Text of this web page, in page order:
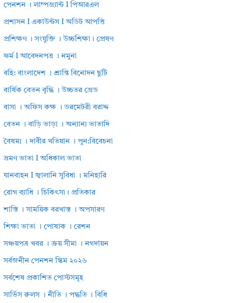
পেনশন । লাম্পগ্র্যান্ট I পিআরএল
প্রশাসন I একাউন্টস I অডিট আপত্তি
প্রশিক্ষণ । সংযুক্তি । উচ্চশিক্ষা। প্রেষণ
ফর্ম I আবেদনপত্র । নমুনা
বহি: বাংলাদেশ । শ্রান্তি বিনোদন ছুটি
বার্ষিক বেতন বৃদ্ধি । উচ্চতর গ্রেড
বাসা । অফিস কক্ষ । ডরমেটরী বরাদ্দ
বেতন । বাড়ি ভাড়া । অন্যান্য ভাতাদি
বৈষম্য । দাবীর খতিয়ান । পুন:বিবেচনা
ভ্রমণ ভাতা I অধিকাল ভাতা
যানবাহন I জ্বালানি সুবিধা । মনিহারি
রোগ ব্যাধি । চিকিৎসা। প্রতিকার
শাস্তি । সাময়িক বরখাস্ত । অপসারণ
শিক্ষা ভাতা । পোষাক । রেশন
সঞ্চয়পত্র খবর । ক্রয় সীমা । নগদায়ন
সর্বজনীন পেনশন স্কিম ২০২৬
সর্বশেষ প্রকাশিত পোস্টসমূহ
সার্ভিস রুলস । নীতি । পদ্ধতি । বিধি